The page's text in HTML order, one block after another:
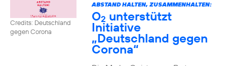
Credits: Deutschland
gegen Corona
ABSTAND HALTEN, ZUSAMMENHALTEN:
O2 unterstützt
Initiative
„Deutschland gegen
Corona“